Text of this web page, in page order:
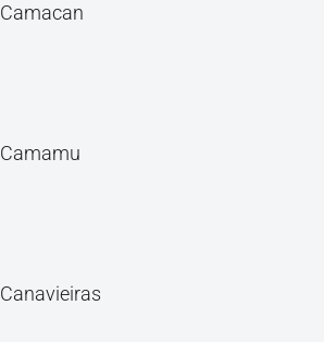
Camacan
Camamu
Canavieiras